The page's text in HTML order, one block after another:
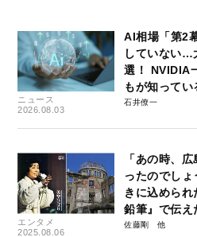
ニュース
2026.08.03
AI相場「第2
していない…
選！ NVIDIA
もが知って
石井僚一
エンタメ
2025.08.06
「あの時、
ったのでし
きに込めら
鉛筆』で伝え
佐藤剛